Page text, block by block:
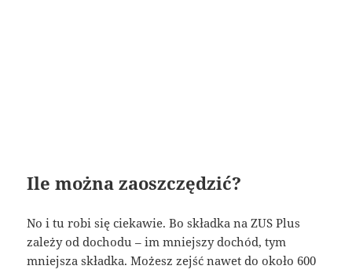
Ile można zaoszczędzić?
No i tu robi się ciekawie. Bo składka na ZUS Plus
zależy od dochodu – im mniejszy dochód, tym
mniejsza składka. Możesz zejść nawet do około 600